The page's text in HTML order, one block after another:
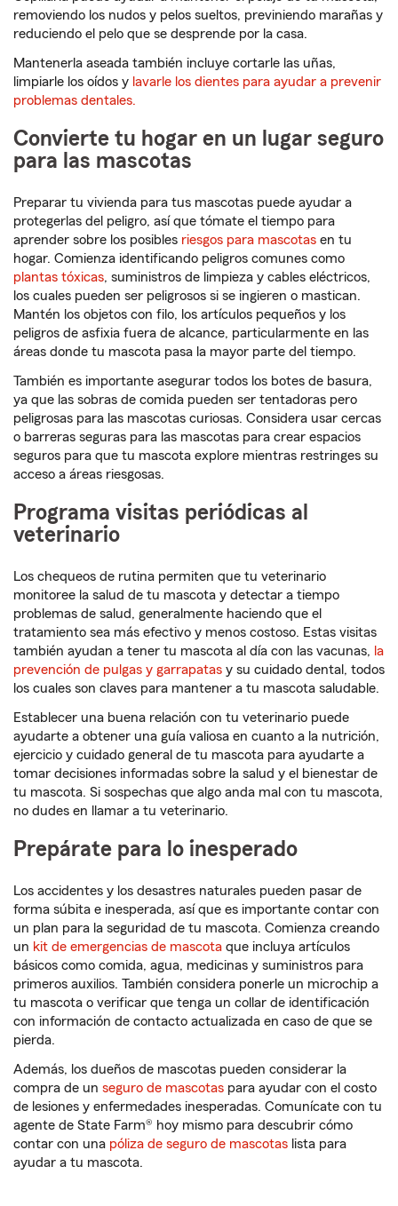
removiendo los nudos y pelos sueltos, previniendo marañas y
reduciendo el pelo que se desprende por la casa.
Mantenerla aseada también incluye cortarle las uñas,
limpiarle los oídos y lavarle los dientes para ayudar a prevenir
problemas dentales.
Convierte tu hogar en un lugar seguro
para las mascotas
Preparar tu vivienda para tus mascotas puede ayudar a
protegerlas del peligro, así que tómate el tiempo para
aprender sobre los posibles riesgos para mascotas en tu
hogar. Comienza identificando peligros comunes como
plantas tóxicas, suministros de limpieza y cables eléctricos,
los cuales pueden ser peligrosos si se ingieren o mastican.
Mantén los objetos con filo, los artículos pequeños y los
peligros de asfixia fuera de alcance, particularmente en las
áreas donde tu mascota pasa la mayor parte del tiempo.
También es importante asegurar todos los botes de basura,
ya que las sobras de comida pueden ser tentadoras pero
peligrosas para las mascotas curiosas. Considera usar cercas
o barreras seguras para las mascotas para crear espacios
seguros para que tu mascota explore mientras restringes su
acceso a áreas riesgosas.
Programa visitas periódicas al
veterinario
Los chequeos de rutina permiten que tu veterinario
monitoree la salud de tu mascota y detectar a tiempo
problemas de salud, generalmente haciendo que el
tratamiento sea más efectivo y menos costoso. Estas visitas
también ayudan a tener tu mascota al día con las vacunas, la
prevención de pulgas y garrapatas y su cuidado dental, todos
los cuales son claves para mantener a tu mascota saludable.
Establecer una buena relación con tu veterinario puede
ayudarte a obtener una guía valiosa en cuanto a la nutrición,
ejercicio y cuidado general de tu mascota para ayudarte a
tomar decisiones informadas sobre la salud y el bienestar de
tu mascota. Si sospechas que algo anda mal con tu mascota,
no dudes en llamar a tu veterinario.
Prepárate para lo inesperado
Los accidentes y los desastres naturales pueden pasar de
forma súbita e inesperada, así que es importante contar con
un plan para la seguridad de tu mascota. Comienza creando
un kit de emergencias de mascota que incluya artículos
básicos como comida, agua, medicinas y suministros para
primeros auxilios. También considera ponerle un microchip a
tu mascota o verificar que tenga un collar de identificación
con información de contacto actualizada en caso de que se
pierda.
Además, los dueños de mascotas pueden considerar la
compra de un seguro de mascotas para ayudar con el costo
de lesiones y enfermedades inesperadas. Comunícate con tu
agente de State Farm® hoy mismo para descubrir cómo
contar con una póliza de seguro de mascotas lista para
ayudar a tu mascota.